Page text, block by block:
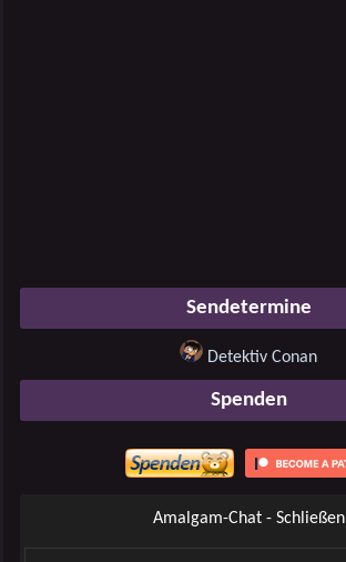
Sendetermine
Detektiv Conan
Spenden
Amalgam-Chat - Schließen